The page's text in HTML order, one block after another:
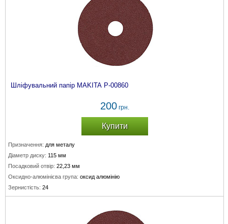
Шліфувальний папір MAKITA P-00860
200грн.
Купити
Призначення: для металу
Діаметр диску: 115 мм
Посадковий отвір: 22,23 мм
Оксидно-алюмінієва група: оксид алюмінію
Зернистість: 24